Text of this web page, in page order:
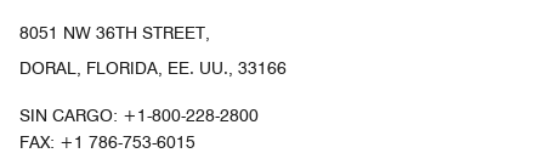
8051 NW 36TH STREET,
DORAL, FLORIDA, EE. UU., 33166
SIN CARGO: +1-800-228-2800
FAX: +1 786-753-6015